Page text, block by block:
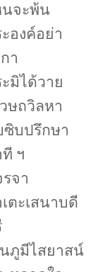
จะพ้น
องค์อย่า
า
มิได้วาย
ษถวิลหา
บปรึกษา
ฯ
รจา
ตะเสนาบดี
ภูมีไสยาสน์